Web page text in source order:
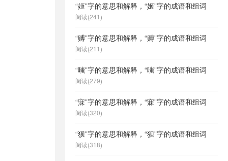
“姬”字的意思和解释，“姬”字的成语和组词
阅读(241)
“赙”字的意思和解释，“赙”字的成语和组词
阅读(211)
“嗤”字的意思和解释，“嗤”字的成语和组词
阅读(279)
“寐”字的意思和解释，“寐”字的成语和组词
阅读(320)
“狈”字的意思和解释，“狈”字的成语和组词
阅读(318)